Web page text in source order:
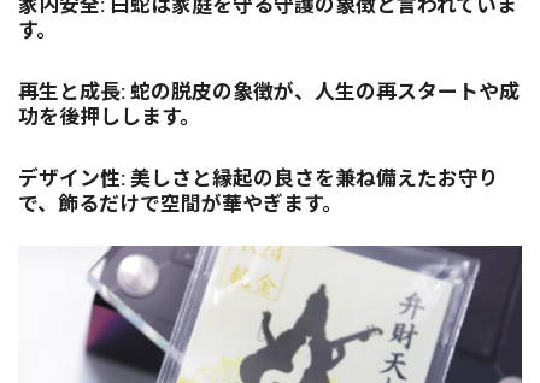
家内安全: 白蛇は家庭を守る守護の象徴と言われていま
す。
再生と成長: 蛇の脱皮の象徴が、人生の再スタートや成
功を後押しします。
デザイン性: 美しさと縁起の良さを兼ね備えたお守り
で、飾るだけで空間が華やぎます。